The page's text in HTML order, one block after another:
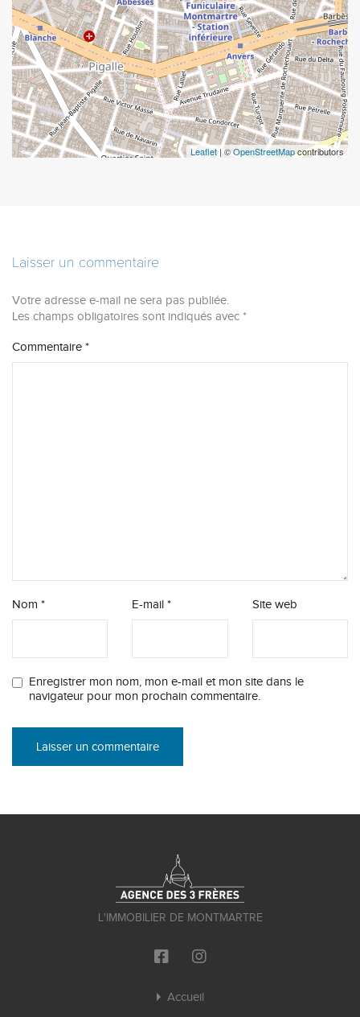
Leaflet | ©OpenStreetMapcontributors
Laisser un commentaire
Votre adresse e-mail ne sera pas publiée.
Les champs obligatoires sont indiqués avec *
Commentaire *
Nom * E-mail* Site web
Enregistrer mon nom, mon e-mail et mon site dans le
navigateur pour mon prochain commentaire.
L'IMMOBILIER DE MONTMARTRE
Accueil